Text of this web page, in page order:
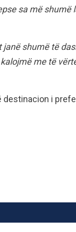
sa më shumë
janë shumë të
me të
i